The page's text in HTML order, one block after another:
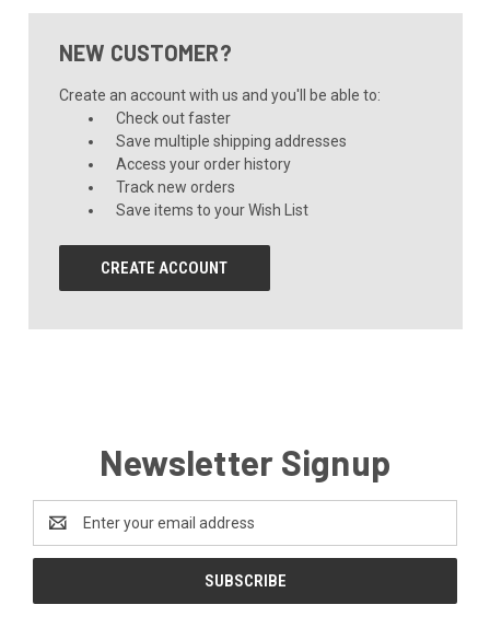
NEW CUSTOMER?
Create an account with us and you'll be able to:
Check out faster
Save multiple shipping addresses
Access your order history
Track new orders
Save items to your Wish List
CREATE ACCOUNT
Newsletter Signup
Address